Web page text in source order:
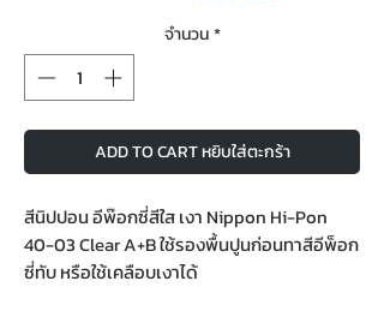
จำนวน *
ADD TO CART หยิบใส่ตะกร้า
สีนิปปอน อีพ๊อกซี่สีใส เงา Nippon Hi-Pon
40-03 Clear A+B ใช้รองพื้นปูนก่อนทาสีอีพ็อก
ซี่ทับ หรือใช้เคลือบเงาได้